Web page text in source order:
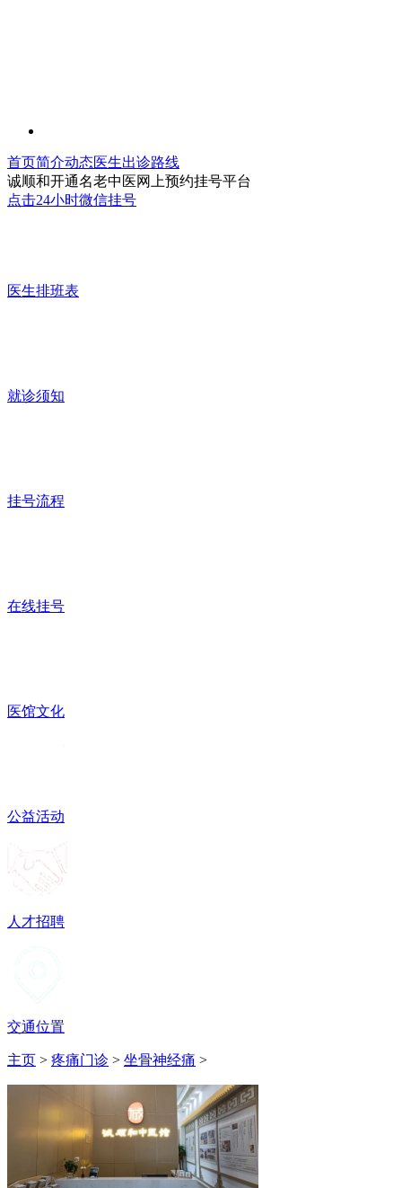
首页简介动态医生出诊路线
诚顺和开通名老中医网上预约挂号平台
点击24小时微信挂号
医生排班表
就诊须知
挂号流程
在线挂号
医馆文化
公益活动
人才招聘
交通位置
主页 > 疼痛门诊 > 坐骨神经痛 >